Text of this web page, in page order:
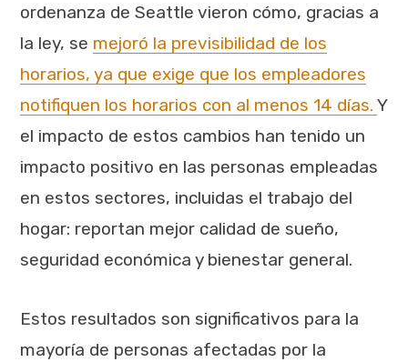
ordenanza de Seattle vieron cómo, gracias a
la ley, se mejoró la previsibilidad de los
horarios, ya que exige que los empleadores
notifiquen los horarios con al menos 14 días. Y
el impacto de estos cambios han tenido un
impacto positivo en las personas empleadas
en estos sectores, incluidas el trabajo del
hogar: reportan mejor calidad de sueño,
seguridad económica y bienestar general.
Estos resultados son significativos para la
mayoría de personas afectadas por la